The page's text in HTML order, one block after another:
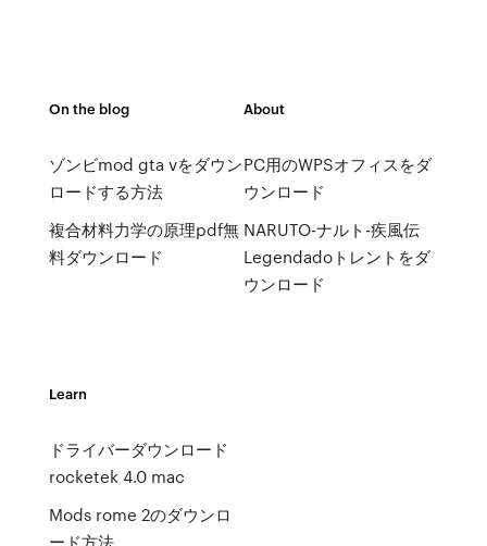
On the blog
ゾンビmod gta vをダウン
ロードする方法
複合材料力学の原理pdf無
料ダウンロード
About
PC用のWPSオフィスをダ
ウンロード
NARUTO-ナルト-疾風伝
Legendadoトレントをダ
ウンロード
Learn
ドライバーダウンロード
rocketek 4.0 mac
Mods rome 2のダウンロ
ード方法